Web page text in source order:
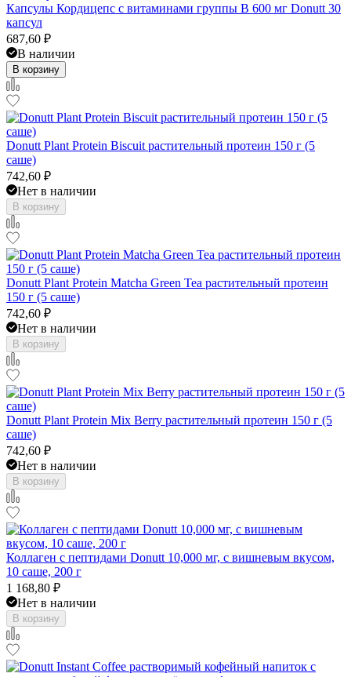
Капсулы Кордицепс с витаминами группы В 600 мг Donutt 30
капсул
687,60 ₽
В наличии
В корзину
Donutt Plant Protein Biscuit растительный протеин 150 г (5
саше)
742,60 ₽
Нет в наличии
В корзину
Donutt Plant Protein Matcha Green Tea растительный протеин
150 г (5 саше)
742,60 ₽
Нет в наличии
В корзину
Donutt Plant Protein Mix Berry растительный протеин 150 г (5
саше)
742,60 ₽
Нет в наличии
В корзину
Коллаген с пептидами Donutt 10,000 мг, с вишневым вкусом,
10 саше, 200 г
1 168,80 ₽
Нет в наличии
В корзину